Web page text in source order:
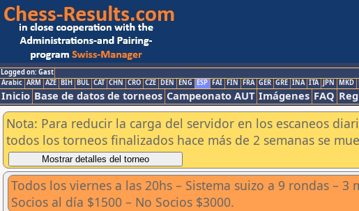
Logged on: Gast
Arabic ARM AZE BIH BUL CAT CHN CRO CZE DEN ENG ESP FAI FIN FRA GER GRE INA ITA JPN MKD
Inicio Base de datos de torneos Campeonato AUT Imágenes FAQ
Nota: Para reducir la carga del servidor en los escaneos
todos los torneos finalizados hace más de 2 semanas se
Todos los viernes a las 20hs – Sistema suizo a 9 rondas –
Socios al día $1500 – No Socios $3000.